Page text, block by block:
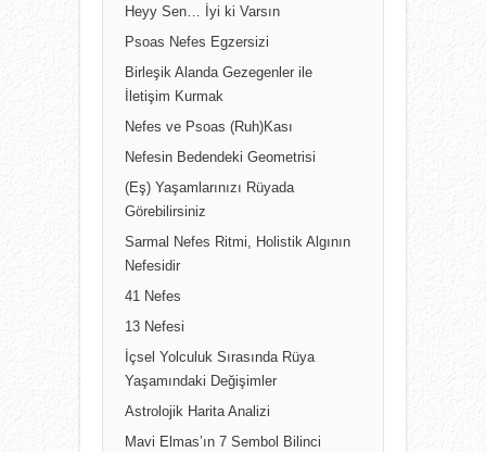
Heyy Sen… İyi ki Varsın
Psoas Nefes Egzersizi
Birleşik Alanda Gezegenler ile
İletişim Kurmak
Nefes ve Psoas (Ruh)Kası
Nefesin Bedendeki Geometrisi
(Eş) Yaşamlarınızı Rüyada
Görebilirsiniz
Sarmal Nefes Ritmi, Holistik Algının
Nefesidir
41 Nefes
13 Nefesi
İçsel Yolculuk Sırasında Rüya
Yaşamındaki Değişimler
Astrolojik Harita Analizi
Mavi Elmas’ın 7 Sembol Bilinci